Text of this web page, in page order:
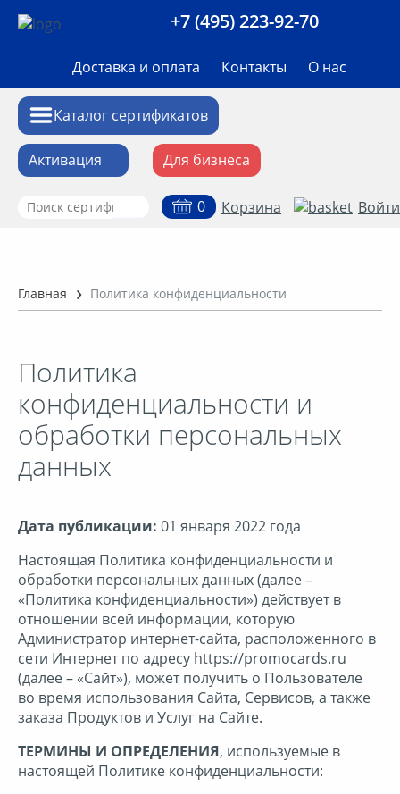
+7 (495) 223-92-70
Доставка и оплата Контакты О нас
Каталог сертификатов
Активация Для бизнеса
Впечатления
Детские товары
Зоотовары
Интернет-магазины
Кино, музыка
Книги
Косметика и парфюмерия
0 Корзина Войти
Главная Политика конфиденциальности
Политика
конфиденциальности и
обработки персональных
данных
Дата публикации: 01 января 2022 года
Настоящая Политика конфиденциальности и
обработки персональных данных (далее –
«Политика конфиденциальности») действует в
отношении всей информации, которую
Администратор интернет-сайта, расположенного в
сети Интернет по адресу https://promocards.ru
(далее – «Сайт»), может получить о Пользователе
во время использования Сайта, Сервисов, а также
заказа Продуктов и Услуг на Сайте.
ТЕРМИНЫ И ОПРЕДЕЛЕНИЯ, используемые в
настоящей Политике конфиденциальности: